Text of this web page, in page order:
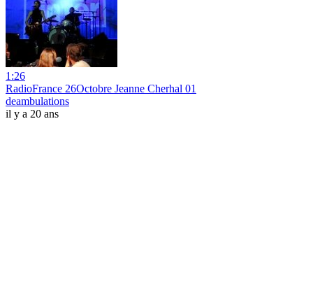
1:26
RadioFrance 26Octobre Jeanne Cherhal 01
deambulations
il y a 20 ans